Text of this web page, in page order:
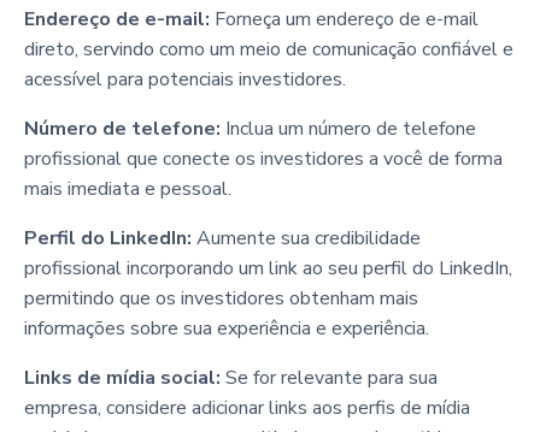
Endereço de e-mail: Forneça um endereço de e-mail
direto, servindo como um meio de comunicação confiável e
acessível para potenciais investidores.
Número de telefone: Inclua um número de telefone
profissional que conecte os investidores a você de forma
mais imediata e pessoal.
Perfil do LinkedIn: Aumente sua credibilidade
profissional incorporando um link ao seu perfil do LinkedIn,
permitindo que os investidores obtenham mais
informações sobre sua experiência e experiência.
Links de mídia social: Se for relevante para sua
empresa, considere adicionar links aos perfis de mídia